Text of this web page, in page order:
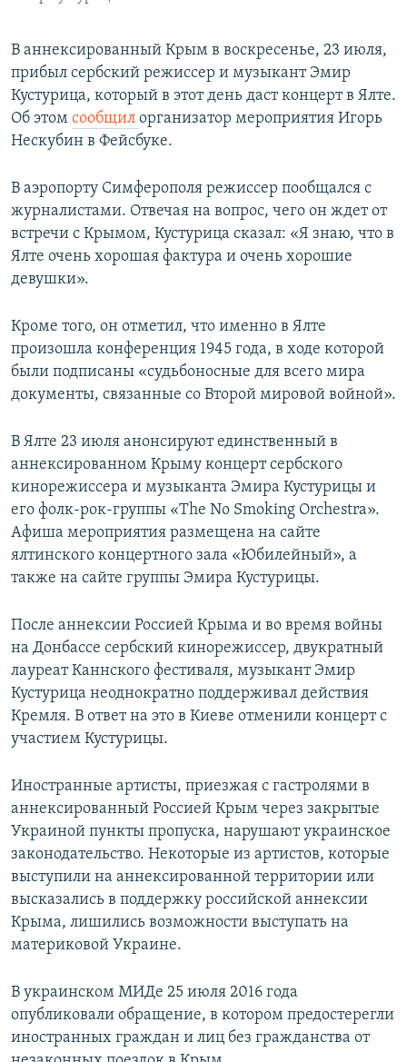
УКРАИНСКАЯ ПРОБЛЕМА КРЫМА
В аннексированный Крым в воскресенье, 23 июля,
прибыл сербский режиссер и музыкант Эмир
Кустурица, который в этот день даст концерт в Ялте.
Об этом сообщил организатор мероприятия Игорь
Нескубин в Фейсбуке.
В аэропорту Симферополя режиссер пообщался с
журналистами. Отвечая на вопрос, чего он ждет от
встречи с Крымом, Кустурица сказал: «Я знаю, что в
Ялте очень хорошая фактура и очень хорошие
девушки».
Кроме того, он отметил, что именно в Ялте
произошла конференция 1945 года, в ходе которой
были подписаны «судьбоносные для всего мира
документы, связанные со Второй мировой войной».
В Ялте 23 июля анонсируют единственный в
аннексированном Крыму концерт сербского
кинорежиссера и музыканта Эмира Кустурицы и
его фолк-рок-группы «The No Smoking Orchestra».
Афиша мероприятия размещена на сайте
ялтинского концертного зала «Юбилейный», а
также на сайте группы Эмира Кустурицы.
После аннексии Россией Крыма и во время войны
на Донбассе сербский кинорежиссер, двукратный
лауреат Каннского фестиваля, музыкант Эмир
Кустурица неоднократно поддерживал действия
Кремля. В ответ на это в Киеве отменили концерт с
участием Кустурицы.
Иностранные артисты, приезжая с гастролями в
аннексированный Россией Крым через закрытые
Украиной пункты пропуска, нарушают украинское
законодательство. Некоторые из артистов, которые
выступили на аннексированной территории или
высказались в поддержку российской аннексии
Крыма, лишились возможности выступать на
материковой Украине.
В украинском МИДе 25 июля 2016 года
опубликовали обращение, в котором предостерегли
иностранных граждан и лиц без гражданства от